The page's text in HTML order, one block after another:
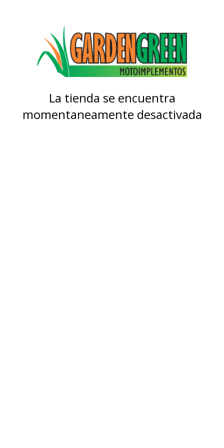
La tienda se encuentra
momentaneamente desactivada